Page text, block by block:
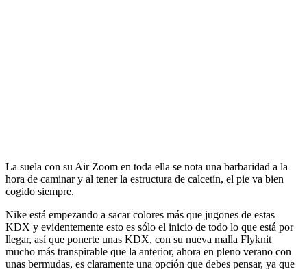
La suela con su Air Zoom en toda ella se nota una barbaridad a la
hora de caminar y al tener la estructura de calcetín, el pie va bien
cogido siempre.
Nike está empezando a sacar colores más que jugones de estas
KDX y evidentemente esto es sólo el inicio de todo lo que está por
llegar, así que ponerte unas KDX, con su nueva malla Flyknit
mucho más transpirable que la anterior, ahora en pleno verano con
unas bermudas, es claramente una opción que debes pensar, ya que